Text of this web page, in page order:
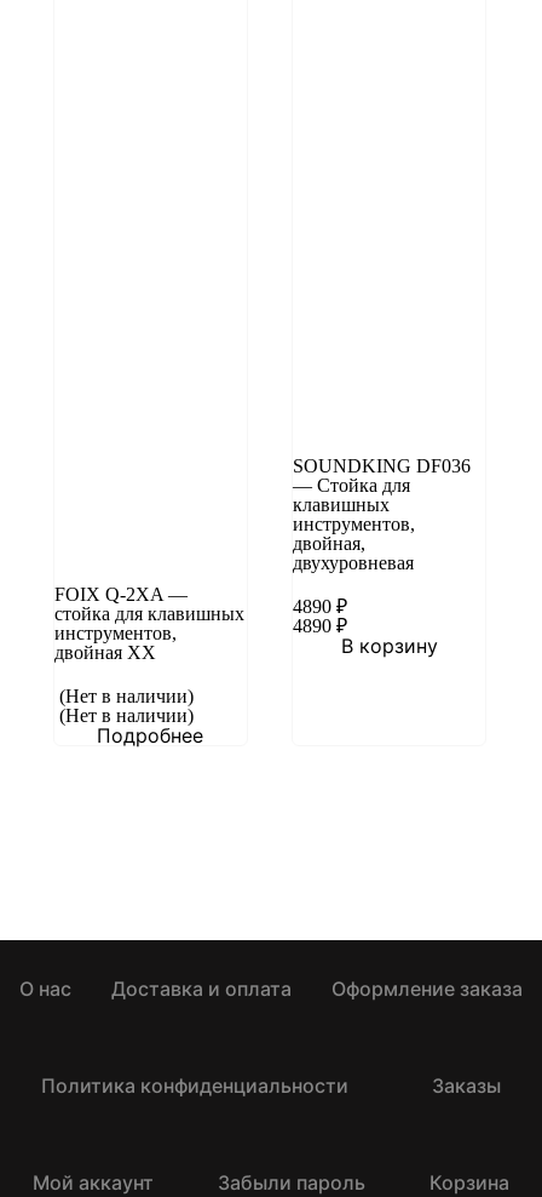
FOIX Q-2XA —
стойка для клавишных
инструментов,
двойная XX
(Нет в наличии)
(Нет в наличии)
Подробнее
SOUNDKING DF036
— Стойка для
клавишных
инструментов,
двойная,
двухуровневая
4890 ₽
4890 ₽
В корзину
О нас Доставка и оплата Оформление заказа
Политика конфиденциальности Заказы
Мой аккаунт Забыли пароль Корзина